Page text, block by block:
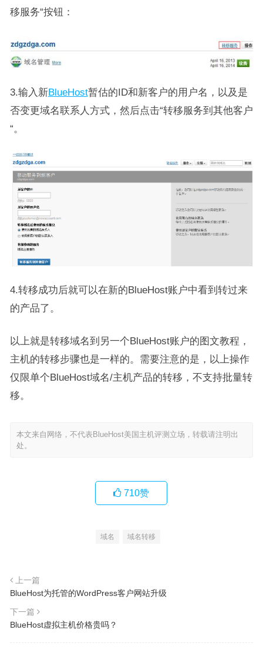
移服务“按钮：
3.输入新BlueHost暂估的ID和新客户的用户名，以及是
否变更域名联系人方式，然后点击“转移服务到其他客户
“。
4.转移成功后就可以在新的BlueHost账户中看到转过来
的产品了。
以上就是转移域名到另一个BlueHost账户的图文教程，
主机的转移步骤也是一样的。需要注意的是，以上操作
仅限单个BlueHost域名/主机产品的转移，不支持批量转
移。
本文来自网络，不代表BlueHost美国主机评测立场，转载请注明出
处。
710赞
域名 域名转移
上一篇
BlueHost为托管的WordPress客户网站升级
下一篇
BlueHost虚拟主机价格贵吗？